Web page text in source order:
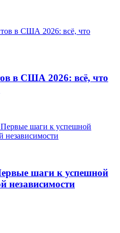
в США 2026: всё, что
шаги к успешной
независимости